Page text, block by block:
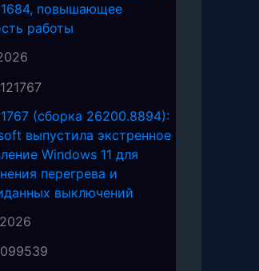
повышающее
работы
(сборка 26200.8894):
выпустила экстренное
Windows 11 для
перегрева и
выключений